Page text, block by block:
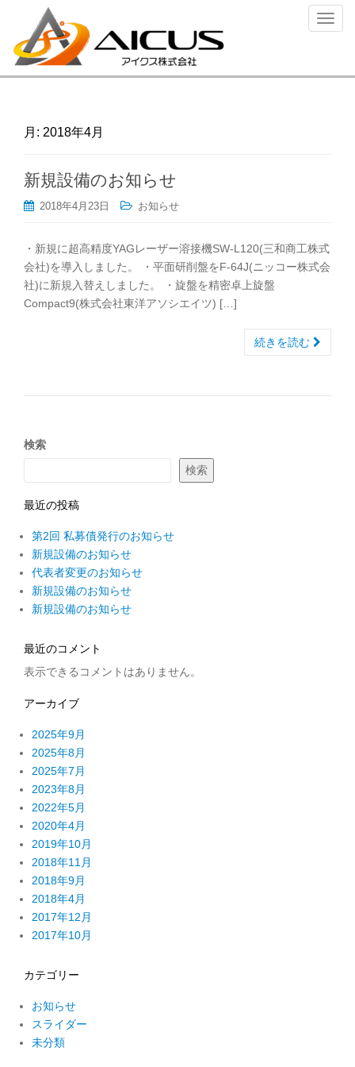
ナ
ー
月: 2018年4月
新規設備のお知らせ
2018年4月23日 お知らせ
・新規に超高精度YAGレーザー溶接機SW-L120(三和商工株式
会社)を導入しました。 ・平面研削盤をF-64J(ニッコー株式会
社)に新規入替えしました。 ・旋盤を精密卓上旋盤
Compact9(株式会社東洋アソシエイツ) […]
続きを読む
検索
検索
最近の投稿
第2回 私募債発行のお知らせ
新規設備のお知らせ
代表者変更のお知らせ
新規設備のお知らせ
新規設備のお知らせ
最近のコメント
表示できるコメントはありません。
アーカイブ
2025年9月
2025年8月
2025年7月
2023年8月
2022年5月
2020年4月
2019年10月
2018年11月
2018年9月
2018年4月
2017年12月
2017年10月
カテゴリー
お知らせ
スライダー
未分類